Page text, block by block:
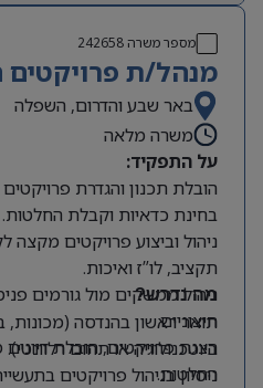
מספר משרה242658
מנהל/ת פרויקטים
באר שבע והדרום, השפלה
משרה מלאה
על התפקיד:
הובלת תכנון והגדרת
בחינת כדאיות וקבלת החלטות.
ניהול וביצוע פרויקטים מקצה
תקציב, לו”ז ואיכות.
ניהול ממשקים מול גורמים
חיצוניים.
הצגת פרויקטים, הובלת
החלטות.
מה נדרש?
תואר ראשון בהנדסה (מכונות,
ביוטכנולוגיה או תחום רלוונטי).
ניסיון בניהול פרויקטים